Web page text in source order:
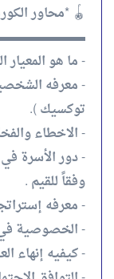
🪀 *محاور
- ما هو
- معرفه
توكسيك ).
- الاخطاء
- دور الأسرة
وفقاً للقيم .
- معرفه
- الخصوصية في
- كيفيه إنهاء